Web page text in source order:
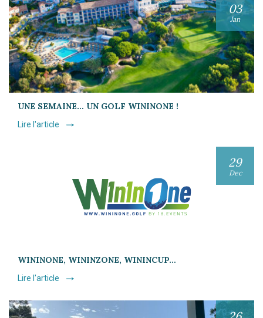
03
Jan
UNE SEMAINE… UN GOLF WININONE !
Lire l'article
29
Dec
WININONE, WININZONE, WININCUP…
Lire l'article